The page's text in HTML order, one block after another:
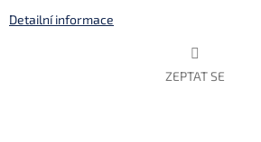
Detailní informace
ZEPTAT SE